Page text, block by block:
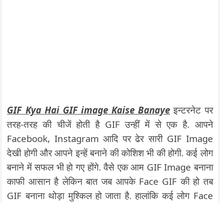
GIF Kya Hai GIF image Kaise Banaye इन्टरनेट पर
तरह-तरह की चीजें होती है GIF उन्हीं में से एक है. आपने
Facebook, Instagram आदि पर ढेर सारी GIF Image
देखी होगी और आपने इन्हें बनाने की कोशिश भी की होगी. कई लोग
बनाने में सफल भी हो गए होंगे. वैसे एक आम GIF Image बनाना
काफी आसान है लेकिन बात जब आपके Face GIF की हो तब
GIF बनाना थोड़ा मुश्किल हो जाता है. हालांकि कई लोग Face